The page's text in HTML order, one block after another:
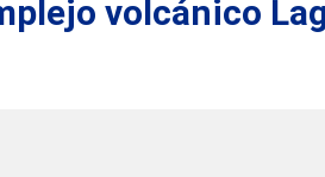
volcánico